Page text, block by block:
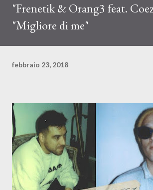
"Frenetik & Orang3 feat.
"Migliore di me"
febbraio 23, 2018